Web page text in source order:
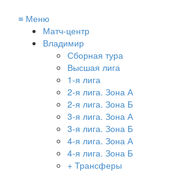
≡ Меню
Матч-центр
Владимир
Сборная тура
Высшая лига
1-я лига
2-я лига. Зона А
2-я лига. Зона Б
3-я лига. Зона А
3-я лига. Зона Б
4-я лига. Зона А
4-я лига. Зона Б
+ Трансферы